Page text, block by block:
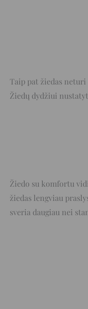
Taip pat žiedas
Žiedų dydžiui
Žiedo su komfortu
žiedas lengviau
sveria daugiau nei